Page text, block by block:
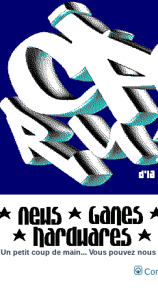
Un petit coup de main... Vous pouvez